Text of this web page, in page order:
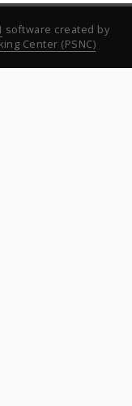
software created by
Center (PSNC)